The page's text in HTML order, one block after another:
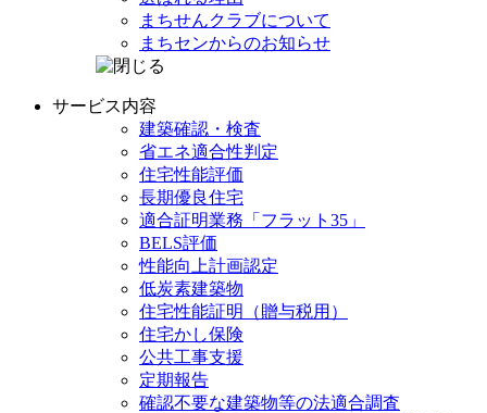
まちせんクラブについて
まちセンからのお知らせ
サービス内容
建築確認・検査
省エネ適合性判定
住宅性能評価
長期優良住宅
適合証明業務 「フラット35」
BELS評価
性能向上計画認定
低炭素建築物
住宅性能証明
（贈与税用）
住宅かし保険
公共工事支援
定期報告
確認不要な建築物等の法適合調査